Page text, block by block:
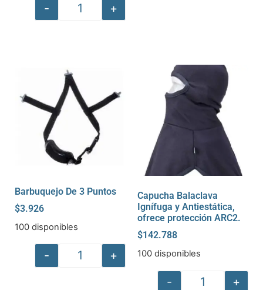
- +
Barbuquejo De 3 Puntos
$3.926
100 disponibles
- +
Capucha Balaclava
Ignífuga y Antiestática,
ofrece protección ARC2.
$142.788
100 disponibles
- +